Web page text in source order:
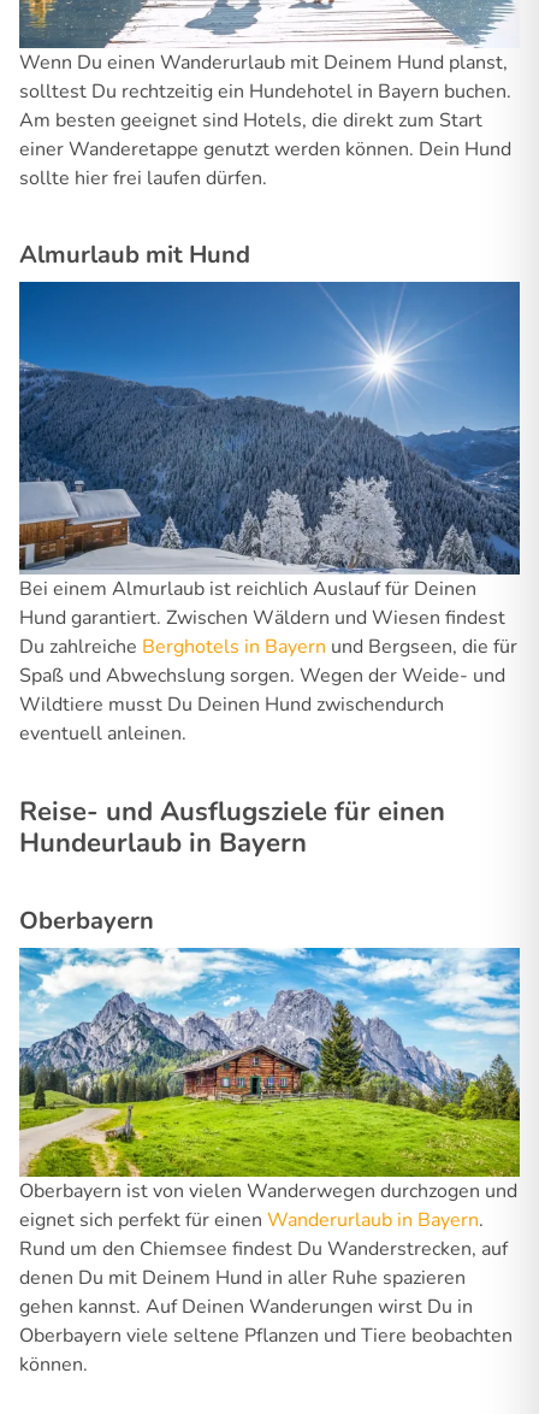
Wenn Du einen Wanderurlaub mit Deinem Hund planst,
solltest Du rechtzeitig ein Hundehotel in Bayern buchen.
Am besten geeignet sind Hotels, die direkt zum Start
einer Wanderetappe genutzt werden können. Dein Hund
sollte hier frei laufen dürfen.
Almurlaub mit Hund
Bei einem Almurlaub ist reichlich Auslauf für Deinen
Hund garantiert. Zwischen Wäldern und Wiesen findest
Du zahlreiche Berghotels in Bayern und Bergseen, die für
Spaß und Abwechslung sorgen. Wegen der Weide- und
Wildtiere musst Du Deinen Hund zwischendurch
eventuell anleinen.
Reise- und Ausflugsziele für einen
Hundeurlaub in Bayern
Oberbayern
Oberbayern ist von vielen Wanderwegen durchzogen und
eignet sich perfekt für einen Wanderurlaub in Bayern.
Rund um den Chiemsee findest Du Wanderstrecken, auf
denen Du mit Deinem Hund in aller Ruhe spazieren
gehen kannst. Auf Deinen Wanderungen wirst Du in
Oberbayern viele seltene Pflanzen und Tiere beobachten
können.